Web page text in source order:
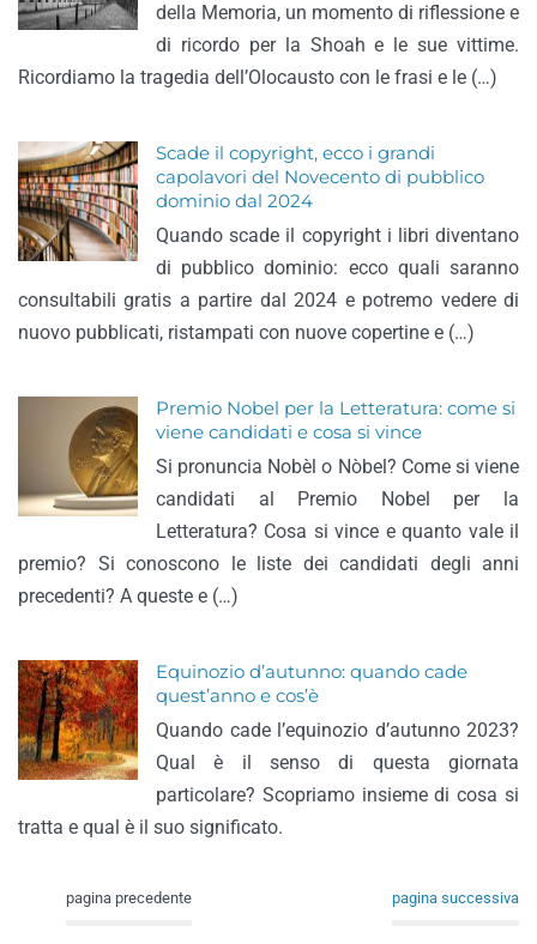
della Memoria, un momento di riflessione e
di ricordo per la Shoah e le sue vittime.
Ricordiamo la tragedia dell’Olocausto con le frasi e le (…)
Scade il copyright, ecco i grandi
capolavori del Novecento di pubblico
dominio dal 2024
Quando scade il copyright i libri diventano
di pubblico dominio: ecco quali saranno
consultabili gratis a partire dal 2024 e potremo vedere di
nuovo pubblicati, ristampati con nuove copertine e (…)
Premio Nobel per la Letteratura: come si
viene candidati e cosa si vince
Si pronuncia Nobèl o Nòbel? Come si viene
candidati al Premio Nobel per la
Letteratura? Cosa si vince e quanto vale il
premio? Si conoscono le liste dei candidati degli anni
precedenti? A queste e (…)
Equinozio d’autunno: quando cade
quest’anno e cos’è
Quando cade l’equinozio d’autunno 2023?
Qual è il senso di questa giornata
particolare? Scopriamo insieme di cosa si
tratta e qual è il suo significato.
pagina precedente pagina successiva